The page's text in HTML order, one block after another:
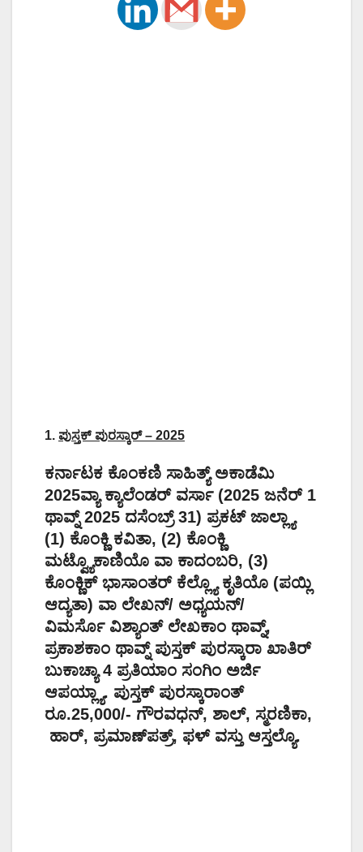
1. ಪುಸ್ತಕ್‌ ಪುರಸ್ಕಾರ್– 2025
ಕರ್ನಾಟಕ ಕೊಂಕಣಿ ಸಾಹಿತ್ಯ್ ಅಕಾಡೆಮಿ
2025ವ್ಯಾ ಕ್ಯಾಲೆಂಡರ್ ವರ್ಸಾ (2025 ಜನೆರ್ 1
ಥಾವ್ನ್ 2025 ದಸೆಂಬ್ರ್ 31) ಪ್ರಕಟ್‌ ಜಾಲ್ಲ್ಯಾ
(1) ಕೊಂಕ್ಣಿ ಕವಿತಾ, (2) ಕೊಂಕ್ಣಿ
ಮಟ್ವ್ಯೊಕಾಣಿಯೊ ವಾ ಕಾದಂಬರಿ, (3)
ಕೊಂಕ್ಣಿಕ್‌ ಭಾಸಾಂತರ್‌ ಕೆಲ್ಲ್ಯೊ ಕೃತಿಯೊ (ಪಯ್ಲಿ
ಆದ್ಯತಾ) ವಾ ಲೇಖನ್/ ಅಧ್ಯಯನ್/
ವಿಮರ್ಸೊ ವಿಶ್ಯಾಂತ್‌ ಲೇಖಕಾಂ ಥಾವ್ನ್,
ಪ್ರಕಾಶಕಾಂ‌ ಥಾವ್ನ್ ಪುಸ್ತಕ್ ಪುರಸ್ಕಾರಾ ಖಾತಿರ್
ಬುಕಾಚ್ಯಾ 4 ಪ್ರತಿಯಾಂ ಸಂಗಿಂ ಅರ್ಜಿ
ಆಪಯ್ಲ್ಯಾ. ಪುಸ್ತಕ್ ಪುರಸ್ಕಾರಾಂತ್
ರೂ.25,000/- ಗೌರವಧನ್, ಶಾಲ್, ಸ್ಮರಣಿಕಾ,
ಹಾರ್, ಪ್ರಮಾಣ್‌ಪತ್ರ್‌, ಫಳ್‌ ವಸ್ತು ಆಸ್ತಲ್ಯೊ.